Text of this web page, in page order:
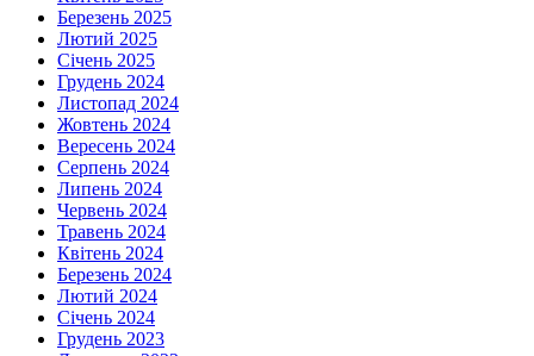
Березень 2025
Лютий 2025
Січень 2025
Грудень 2024
Листопад 2024
Жовтень 2024
Вересень 2024
Серпень 2024
Липень 2024
Червень 2024
Травень 2024
Квітень 2024
Березень 2024
Лютий 2024
Січень 2024
Грудень 2023